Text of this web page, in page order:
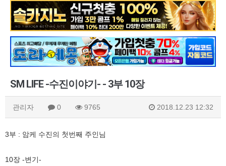
SM LIFE -수진이야기- - 3부 10장
관리자 0 9765 2018.12.23 12:32
3부 : 암케 수진의 첫번째 주인님
10장 -변기-